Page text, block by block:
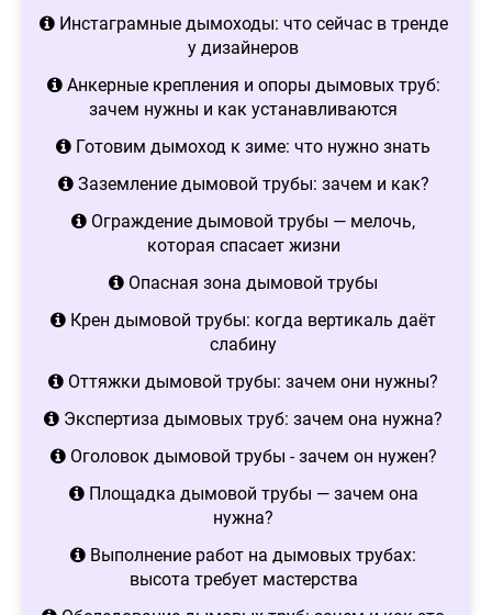
Инстаграмные дымоходы: что сейчас в тренде
у дизайнеров
Анкерные крепления и опоры дымовых труб:
зачем нужны и как устанавливаются
Готовим дымоход к зиме: что нужно знать
Заземление дымовой трубы: зачем и как?
Ограждение дымовой трубы — мелочь,
которая спасает жизни
Опасная зона дымовой трубы
Крен дымовой трубы: когда вертикаль даёт
слабину
Оттяжки дымовой трубы: зачем они нужны?
Экспертиза дымовых труб: зачем она нужна?
Оголовок дымовой трубы - зачем он нужен?
Площадка дымовой трубы — зачем она
нужна?
Выполнение работ на дымовых трубах:
высота требует мастерства